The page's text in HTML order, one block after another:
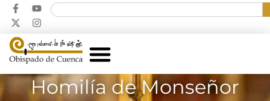
Homilía de Monseñor